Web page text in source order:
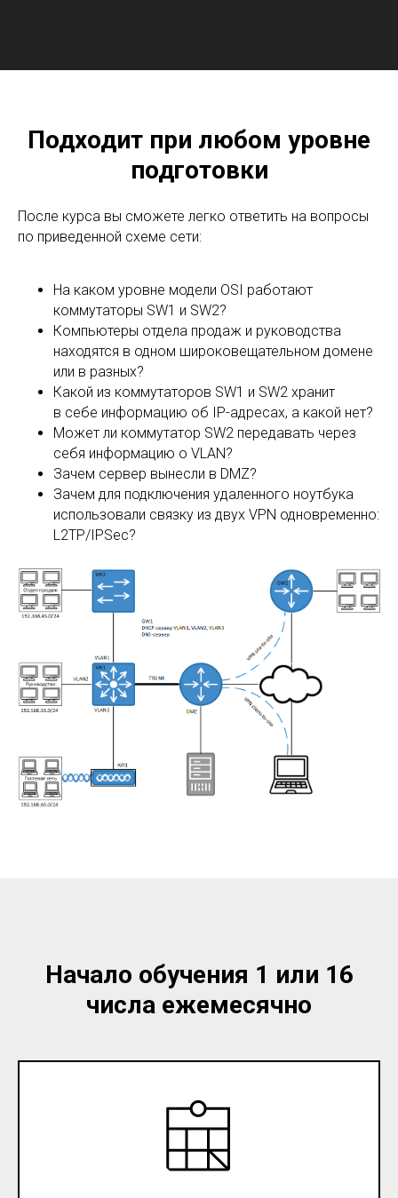
Подходит при любом уровне
подготовки
После курса вы сможете легко ответить на вопросы
по приведенной схеме сети:
На каком уровне модели OSI работают
коммутаторы SW1 и SW2?
Компьютеры отдела продаж и руководства
находятся в одном широковещательном домене
или в разных?
Какой из коммутаторов SW1 и SW2 хранит
в себе информацию об IP-адресах, а какой нет?
Может ли коммутатор SW2 передавать через
себя информацию о VLAN?
Зачем сервер вынесли в DMZ?
Зачем для подключения удаленного ноутбука
использовали связку из двух VPN одновременно:
L2TP/IPSec?
Начало обучения 1 или 16
числа ежемесячно